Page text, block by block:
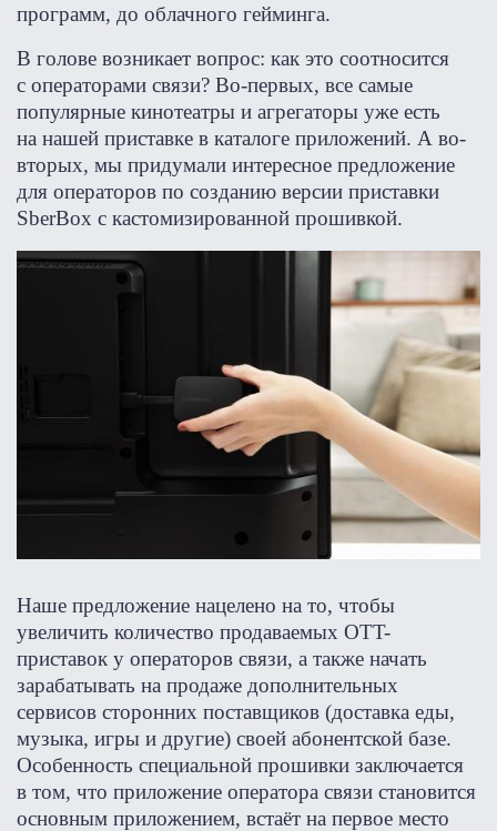
программ, до облачного гейминга.
В голове возникает вопрос: как это соотносится
с операторами связи? Во-первых, все самые
популярные кинотеатры и агрегаторы уже есть
на нашей приставке в каталоге приложений. А во-
вторых, мы придумали интересное предложение
для операторов по созданию версии приставки
SberBox c кастомизированной прошивкой.
Наше предложение нацелено на то, чтобы
увеличить количество продаваемых OTT-
приставок у операторов связи, а также начать
зарабатывать на продаже дополнительных
сервисов сторонних поставщиков (доставка еды,
музыка, игры и другие) своей абонентской базе.
Особенность специальной прошивки заключается
в том, что приложение оператора связи становится
основным приложением, встаёт на первое место